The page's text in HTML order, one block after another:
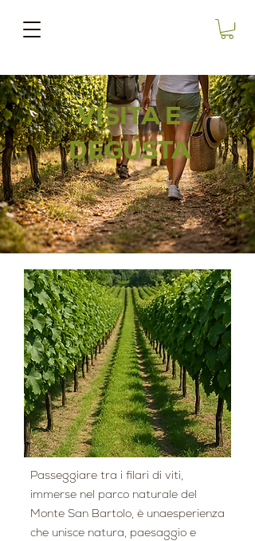
VISITA E
DEGUSTA
Passeggiare tra i filari di viti,
immerse nel parco naturale del
Monte San Bartolo, è unaesperienza
che unisce natura, paesaggio e